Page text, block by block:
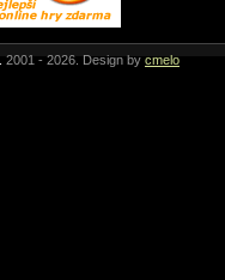
2001 - 2026. Design by cmelo